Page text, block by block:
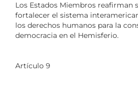
Los Estados Miembros reafirman
fortalecer el sistema
los derechos humanos para la
democracia en el Hemisferio.
Artículo 9